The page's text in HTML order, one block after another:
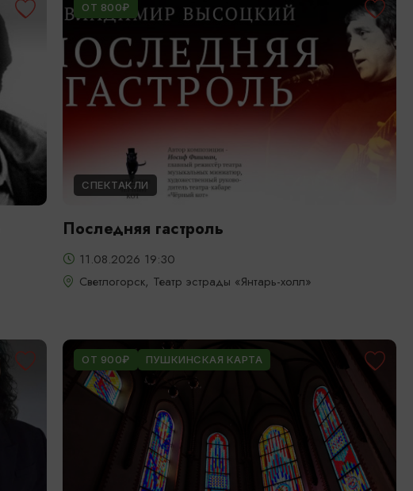
ОТ 800₽
СПЕКТАКЛИ
Последняя гастроль
11.08.2026 19:30
Светлогорск, Театр эстрады «Янтарь-холл»
ОТ 900₽ ПУШКИНСКАЯ КАРТА